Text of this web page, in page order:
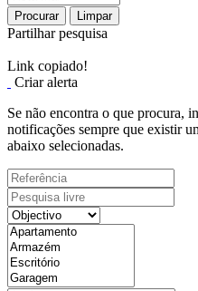
Procurar Limpar
Partilhar pesquisa
Link copiado!
Criar alerta
Se não encontra o que procura,
notificações sempre que existir
abaixo selecionadas.